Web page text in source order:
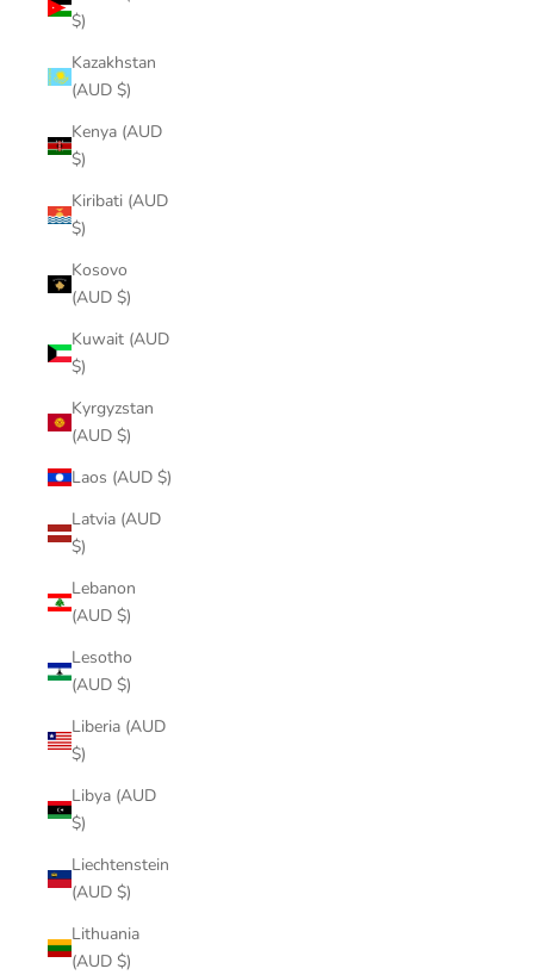
$)
Kazakhstan
(AUD $)
Kenya (AUD
$)
Kiribati (AUD
$)
Kosovo
(AUD $)
Kuwait (AUD
$)
Kyrgyzstan
(AUD $)
Laos (AUD $)
Latvia (AUD
$)
Lebanon
(AUD $)
Lesotho
(AUD $)
Liberia (AUD
$)
Libya (AUD
$)
Liechtenstein
(AUD $)
Lithuania
(AUD $)